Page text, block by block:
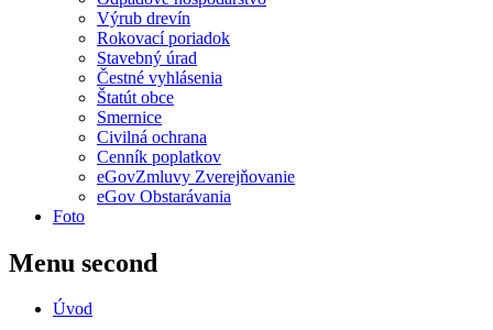
Výrub drevín
Rokovací poriadok
Stavebný úrad
Čestné vyhlásenia
Štatút obce
Smernice
Civilná ochrana
Cenník poplatkov
eGovZmluvy Zverejňovanie
eGov Obstarávania
Foto
Menu second
Úvod